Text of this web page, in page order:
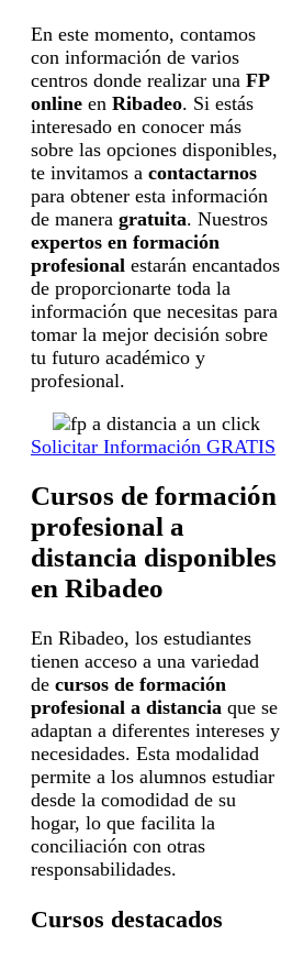
En este momento, contamos
con información de varios
centros donde realizar una FP
online en Ribadeo. Si estás
interesado en conocer más
sobre las opciones disponibles,
te invitamos a contactarnos
para obtener esta información
de manera gratuita. Nuestros
expertos en formación
profesional estarán encantados
de proporcionarte toda la
información que necesitas para
tomar la mejor decisión sobre
tu futuro académico y
profesional.
Solicitar Información GRATIS
Cursos de formación
profesional a
distancia disponibles
en Ribadeo
En Ribadeo, los estudiantes
tienen acceso a una variedad
de cursos de formación
profesional a distancia que se
adaptan a diferentes intereses y
necesidades. Esta modalidad
permite a los alumnos estudiar
desde la comodidad de su
hogar, lo que facilita la
conciliación con otras
responsabilidades.
Cursos destacados